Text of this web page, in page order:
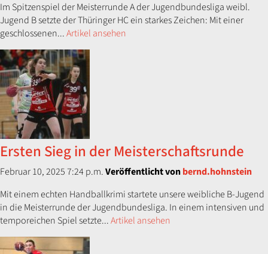
Im Spitzenspiel der Meisterrunde A der Jugendbundesliga weibl.
Jugend B setzte der Thüringer HC ein starkes Zeichen: Mit einer
geschlossenen...Artikel ansehen
Ersten Sieg in der Meisterschaftsrunde
Februar 10, 2025 7:24 p.m.Veröffentlicht vonbernd.hohnstein
Mit einem echten Handballkrimi startete unsere weibliche B-Jugend
in die Meisterrunde der Jugendbundesliga. In einem intensiven und
temporeichen Spiel setzte...Artikel ansehen